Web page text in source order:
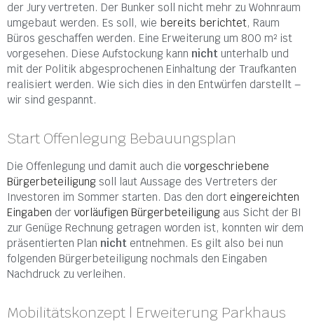
der Jury vertreten. Der Bunker soll nicht mehr zu Wohnraum
umgebaut werden. Es soll, wie bereits berichtet, Raum
Büros geschaffen werden. Eine Erweiterung um 800 m² ist
vorgesehen. Diese Aufstockung kann nicht unterhalb und
mit der Politik abgesprochenen Einhaltung der Traufkanten
realisiert werden. Wie sich dies in den Entwürfen darstellt –
wir sind gespannt.
Start Offenlegung Bebauungsplan
Die Offenlegung und damit auch die vorgeschriebene
Bürgerbeteiligung soll laut Aussage des Vertreters der
Investoren im Sommer starten. Das den dort eingereichten
Eingaben der vorläufigen Bürgerbeteiligung aus Sicht der BI
zur Genüge Rechnung getragen worden ist, konnten wir dem
präsentierten Plan nicht entnehmen. Es gilt also bei nun
folgenden Bürgerbeteiligung nochmals den Eingaben
Nachdruck zu verleihen.
Mobilitätskonzept | Erweiterung Parkhaus